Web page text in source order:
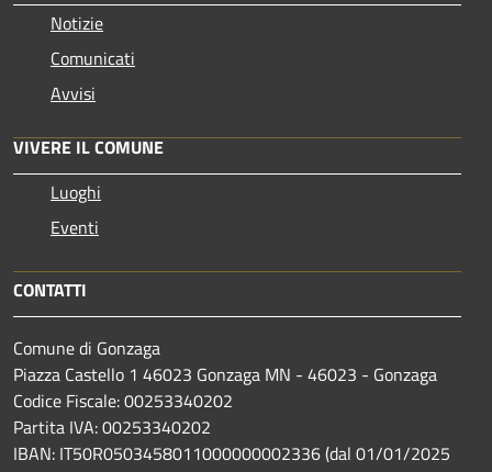
Notizie
Comunicati
Avvisi
VIVERE IL COMUNE
Luoghi
Eventi
CONTATTI
Comune di Gonzaga
Piazza Castello 1 46023 Gonzaga MN - 46023 - Gonzaga
Codice Fiscale: 00253340202
Partita IVA: 00253340202
IBAN: IT50R0503458011000000002336 (dal 01/01/2025